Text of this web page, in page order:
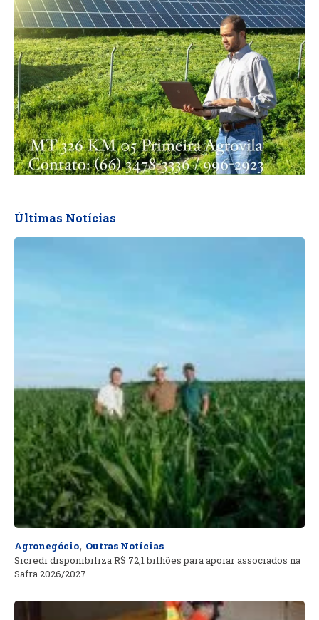
Últimas Notícias
Agronegócio, Outras Notícias
Sicredi disponibiliza R$ 72,1 bilhões para apoiar associados na
Safra 2026/2027